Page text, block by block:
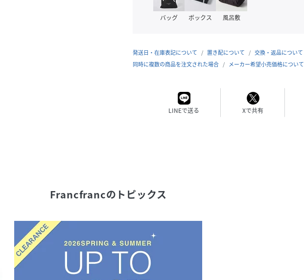
バッグ ボックス 風呂敷
発送日・在庫表記について 置き配について
交換・返品について
同時に複数の商品を注文された場合
メーカー希望小売価格について
LINEで送る Xで共有
Francfrancのトピックス